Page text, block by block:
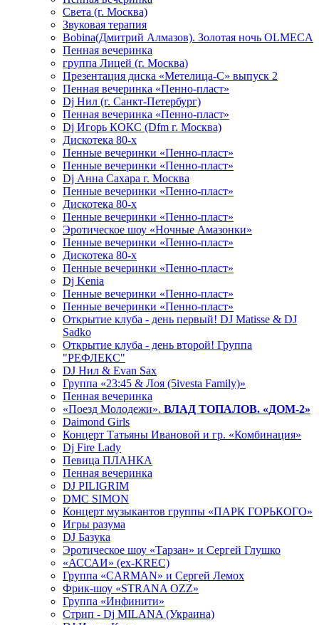
Света (г. Москва)
Звуковая терапия
Bobina(Дмитрий Алмазов). Золотая ночь OLMECA
Пенная вечеринка
группа Лицей (г. Москва)
Презентация диска «Метелица-С» выпуск 2
Пенная вечеринка «Пенно-пласт»
Dj Нил (г. Санкт-Петербург)
Пенная вечеринка «Пенно-пласт»
Dj Игорь КОКС (Dfm г. Москва)
Дискотека 80-х
Пенные вечеринки «Пенно-пласт»
Пенные вечеринки «Пенно-пласт»
Dj Анна Сахара г. Москва
Пенные вечеринки «Пенно-пласт»
Дискотека 80-х
Пенные вечеринки «Пенно-пласт»
Эротическое шоу «Ночные Амазонки»
Пенные вечеринки «Пенно-пласт»
Дискотека 80-х
Пенные вечеринки «Пенно-пласт»
Dj Kenia
Пенные вечеринки «Пенно-пласт»
Пенные вечеринки «Пенно-пласт»
Открытие клуба - день первый! DJ Matisse & DJ
Sadko
Открытие клуба - день второй! Группа
"РЕФЛЕКС"
DJ Нил & Evan Sax
Группа «23:45 & Лоя (5ivesta Family)»
Пенная вечеринка
«Поезд Молодежи». ВЛАД ТОПАЛОВ. «ДОМ-2»
Daimond Girls
Концерт Татьяны Ивановой и гр. «Комбинация»
Dj Fire Lady
Певица ПЛАНКА
Пенная вечеринка
DJ PILIGRIM
DMC SIMON
Концерт музыкантов группы «ПАРК ГОРЬКОГО»
Игры разума
DJ Базука
Эротическое шоу «Тарзан» и Сергей Глушко
«АССАИ» (ex-KREC)
Группа «CARMAN» и Сергей Лемох
Фрик-шоу «STRANA OZZ»
Группа «Инфинити»
Стрип - Dj MILANA (Украина)